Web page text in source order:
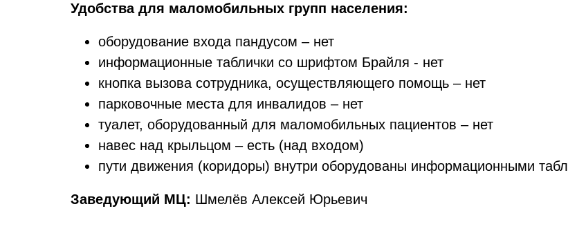
Удобства для маломобильных групп населения:
оборудование входа пандусом – нет
информационные таблички со шрифтом Брайля - нет
кнопка вызова сотрудника, осуществляющего помощь – нет
парковочные места для инвалидов – нет
туалет, оборудованный для маломобильных пациентов – нет
навес над крыльцом – есть (над входом)
пути движения (коридоры) внутри оборудованы информационными
Заведующий МЦ: Шмелёв Алексей Юрьевич